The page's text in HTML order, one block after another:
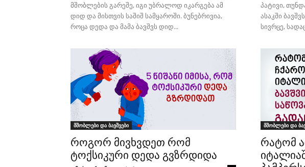
მშობლების გარეშე, იგი უბრალოდ იკარგება ამ
დიდ და მისთვის საშიშ სამყაროში. ბუნებრივია,
როცა დედა და მამა ბავშვს დიდ...
პატივი,
ასაკში
სივრცე,
მშობლები და ბავშვები
როგორ მივხვდეთ რომ
ტოქსიკური დედა გვზრდიდა
მშობლები და
რატომ